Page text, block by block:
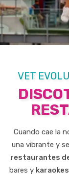
VET
Cuando cae la
una vibrante y
restaurantes
bares y karaokes